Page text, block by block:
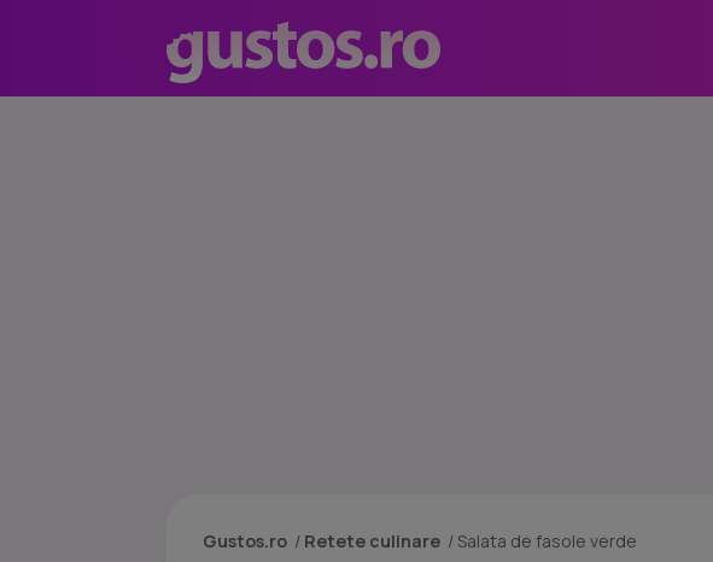
Gustos.ro / Retete culinare /Salata de fasole verde